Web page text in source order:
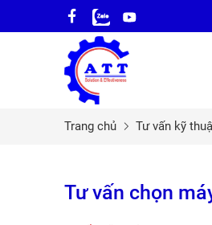
Trang chủ Tư vấn kỹ
Tư vấn chọn